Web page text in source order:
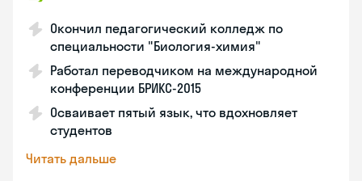
Окончил педагогический колледж по
специальности "Биология-химия"
Работал переводчиком на международной
конференции БРИКС-2015
Осваивает пятый язык, что вдохновляет
студентов
Читать дальше